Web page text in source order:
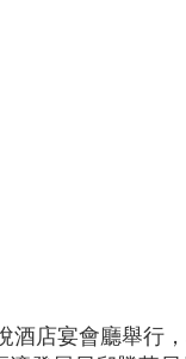
店宴會廳舉行